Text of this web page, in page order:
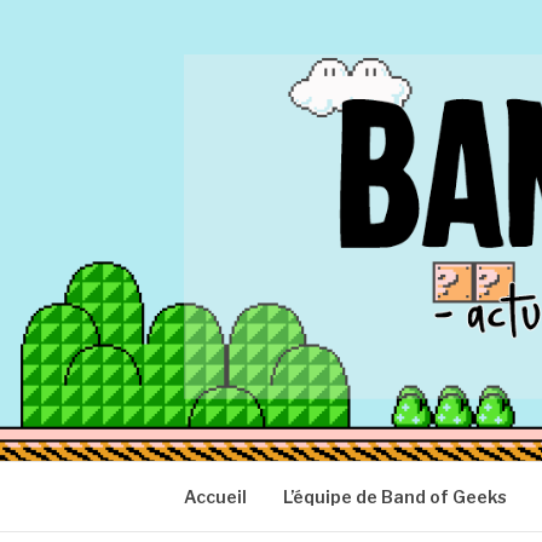
BAND OF
Actu Geek d'hier et d'aujourd'hui
Accueil L’équipe de Band of Geeks